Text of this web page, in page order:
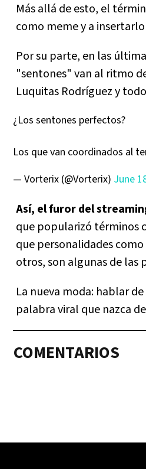
Más allá de esto, el
como meme y a
Por su parte, en las
"sentones" van al ritmo
Luquitas Rodríguez y
¿Los sentones perfectos?
Los que van coordinados al
— Vorterix (@Vorterix) June
Así, el furor del
que popularizó términos
que personalidades
otros, son algunas de
La nueva moda: hablar
palabra viral que nazca
COMENTARIOS